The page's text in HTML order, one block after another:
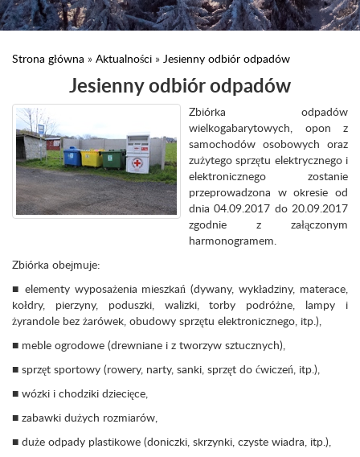
Strona główna » Aktualności » Jesienny odbiór odpadów
Jesienny odbiór odpadów
Zbiórka odpadów
wielkogabarytowych, opon z
samochodów osobowych oraz
zużytego sprzętu elektrycznego i
elektronicznego zostanie
przeprowadzona w okresie od
dnia 04.09.2017 do 20.09.2017
zgodnie z załączonym
harmonogramem.
Zbiórka obejmuje:
■ elementy wyposażenia mieszkań (dywany, wykładziny, materace,
kołdry, pierzyny, poduszki, walizki, torby podróżne, lampy i
żyrandole bez żarówek, obudowy sprzętu elektronicznego, itp.),
■ meble ogrodowe (drewniane i z tworzyw sztucznych),
■ sprzęt sportowy (rowery, narty, sanki, sprzęt do ćwiczeń, itp.),
■ wózki i chodziki dziecięce,
■ zabawki dużych rozmiarów,
■ duże odpady plastikowe (doniczki, skrzynki, czyste wiadra, itp.),